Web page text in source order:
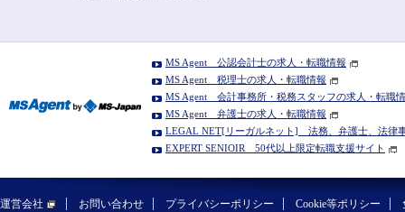
MS Agent 公認会計士の求人・転職情報
MS Agent 税理士の求人・転職情報
MS Agent 会計事務所・税務スタッフの求人・転職
MS Agent 弁護士の求人・転職情報
LEGAL NET[リーガルネット] 法務、弁護士、法律
EXPERT SENIOIR 50代以上限定転職支援サイト
運営会社 お問い合わせ プライバシーポリシー Cookie等ポリシー